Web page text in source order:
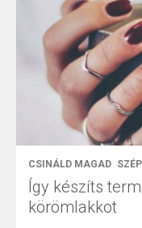
CSINÁLD MAGAD
Így készíts
körömlakkot